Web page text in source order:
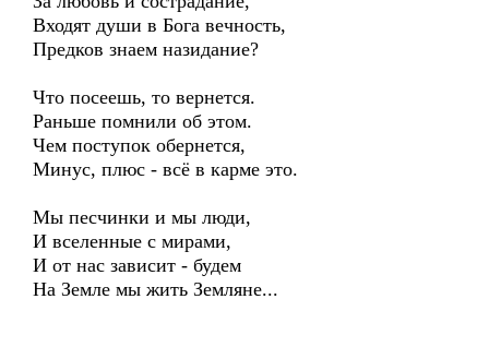
Входят души в Бога вечность,
Предков знаем назидание?
Что посеешь, то вернется.
Раньше помнили об этом.
Чем поступок обернется,
Минус, плюс - всё в карме это.
Мы песчинки и мы люди,
И вселенные с мирами,
И от нас зависит - будем
На Земле мы жить Земляне...